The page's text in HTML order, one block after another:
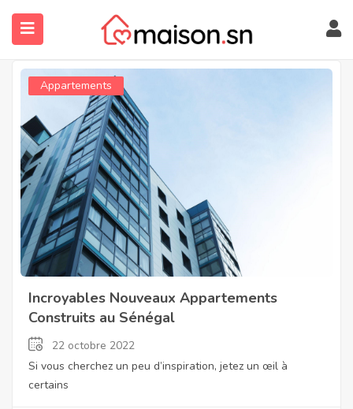
(À Propos)
Appartements
Incroyables Nouveaux Appartements
Construits au Sénégal
22 octobre 2022
Si vous cherchez un peu d’inspiration, jetez un œil à
certains